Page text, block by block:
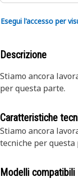
Esegui l'accesso per
Descrizione
Stiamo ancora
per questa parte.
Caratteristiche
Stiamo ancora
tecniche per questa
Modelli compatibili